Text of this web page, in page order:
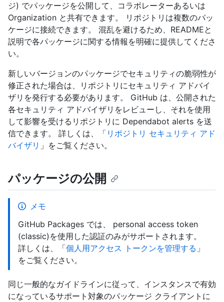
ジ) でパッケージを公開して、コラボレーターあるいは
Organization と共有できます。 リポジトリは複数のパッ
ケージに接続できます。 混乱を避けるため、READMEと
説明で各パッケージに関する情報を明確に提供してくださ
い。
新しいバージョンのパッケージでセキュリティの脆弱性が
修正された場合は、リポジトリにセキュリティ アドバイ
ザリを発行する必要があります。 GitHub は、公開された
各セキュリティ アドバイザリをレビューし、それを使用
して影響を受けるリポジトリに Dependabot alerts を送
信できます。 詳しくは、「 リポジトリ セキュリティ アド
バイザリ 」をご覧ください。
パッケージの公開
メモ
GitHub Packages では、 personal access token
(classic)を使用した認証のみがサポートされます。
詳しくは、「個人用アクセス トークンを管理する 」
をご覧ください。
同じ一般的なガイドラインに従って、インスタンスで有効
になっているサポート対象のパッケージ クライアントに